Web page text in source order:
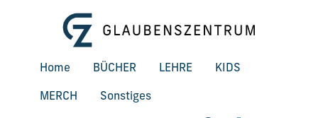
Zum Hauptinhalt springen
Home BÜCHER LEHRE KIDS
MERCH Sonstiges